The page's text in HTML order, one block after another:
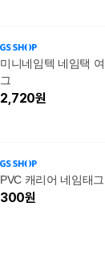
미니네임텍 네임택
그
2,720원
PVC 캐리어 네임태
300원